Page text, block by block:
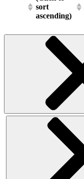
sort
ascending)